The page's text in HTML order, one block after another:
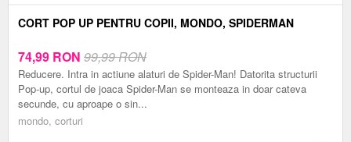
CORT POP UP PENTRU COPII, MONDO, SPIDERMAN
74,99 RON 99,99 RON
Reducere. Intra in actiune alaturi de Spider-Man! Datorita structurii
Pop-up, cortul de joaca Spider-Man se monteaza in doar cateva
secunde, cu aproape o sin...
mondo, corturi